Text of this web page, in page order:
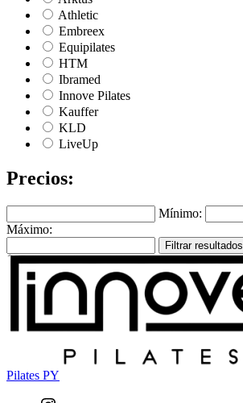
Athletic
Embreex
Equipilates
HTM
Ibramed
Innove Pilates
Kauffer
KLD
LiveUp
Precios:
Mínimo:
Máximo:
Filtrar resultados
Pilates PY